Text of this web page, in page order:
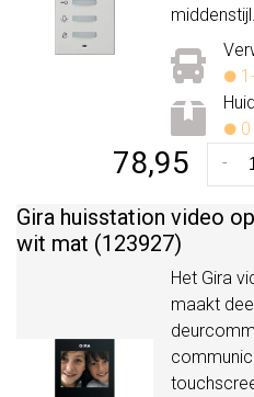
middenstijl.
78,95 -
Gira huisstation video
wit mat (123927)
Het Gira
maakt